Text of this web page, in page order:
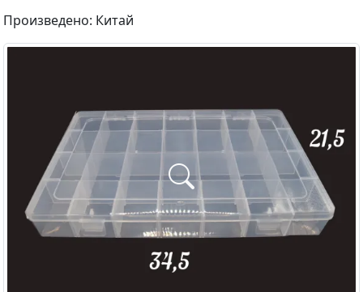
Произведено: Китай